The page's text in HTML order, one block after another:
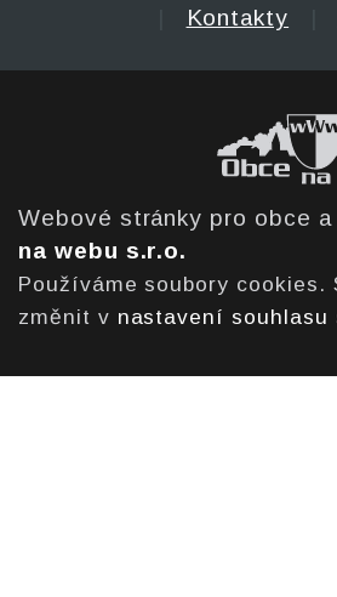
Kontakty
Webové stránky pro obce
na webu s.r.o.
Používáme soubory cookies.
změnit v nastavení